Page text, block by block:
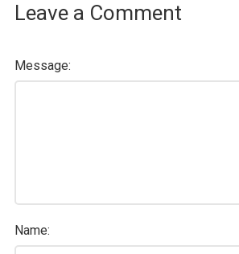
Leave a Comment
Message:
Name: